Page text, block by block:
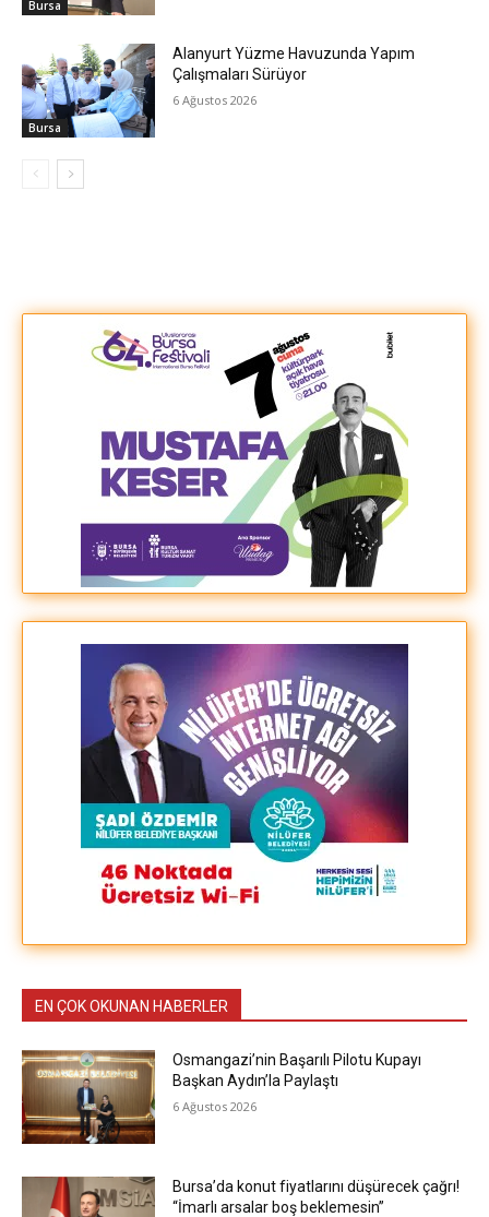
Bursa
Bursa
Alanyurt Yüzme Havuzunda Yapım
Çalışmaları Sürüyor
6 Ağustos 2026
EN ÇOK OKUNAN HABERLER
Osmangazi’nin Başarılı Pilotu Kupayı
Başkan Aydın’la Paylaştı
6 Ağustos 2026
Bursa’da konut fiyatlarını düşürecek çağrı!
“İmarlı arsalar boş beklemesin”